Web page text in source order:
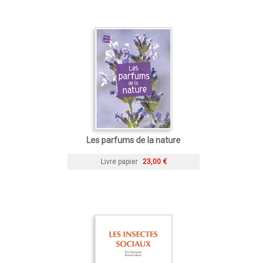
Les parfums de la nature
Livre papier 23,00 €